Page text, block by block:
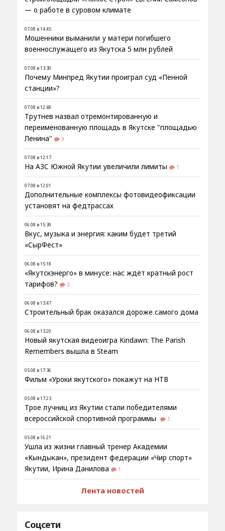
— о работе в суровом климате
07.08 в 14:45
Мошенники выманили у матери погибшего
военнослужащего из Якутска 5 млн рублей
07.08 в 13:30
Почему Минпред Якутии проиграл суд «Пенной
станции»?
07.08 в 12:48
Трутнев назвал отремонтированную и
переименованную площадь в Якутске "площадью
Ленина"
3
07.08 в 12:17
На АЗС Южной Якутии увеличили лимиты 1
07.08 в 12:01
Дополнительные комплексы фотовидеофиксации
установят на федтрассах
06.08 в 15:39
Вкус, музыка и энергия: каким будет третий
«СырФест»
06.08 в 15:18
«Якутскэнерго» в минусе: нас ждёт кратный рост
тарифов?
3
06.08 в 13:47
Строительный брак оказался дороже самого дома
06.08 в 13:20
Новый якутская видеоигра Kindawn: The Parish
Remembers вышла в Steam
05.08 в 17:36
Фильм «Уроки якутского» покажут на НТВ
05.08 в 17:23
Трое лучниц из Якутии стали победителями
всероссийской спортивной программы
1
05.08 в 16:21
Ушла из жизни главный тренер Академии
«Кындыкан», президент федерации «Чир спорт»
Якутии, Ирина Данилова
1
Лента новостей
Соцсети